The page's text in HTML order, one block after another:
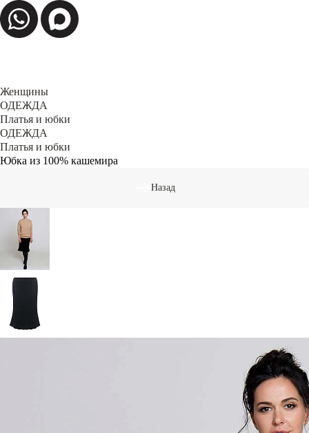
Женщины
ОДЕЖДА
Платья и юбки
ОДЕЖДА
Платья и юбки
Юбка из 100% кашемира
Назад